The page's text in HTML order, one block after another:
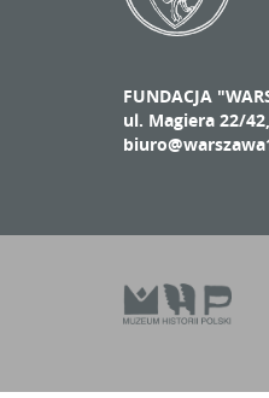
FUNDACJA
ul. Magiera 22/